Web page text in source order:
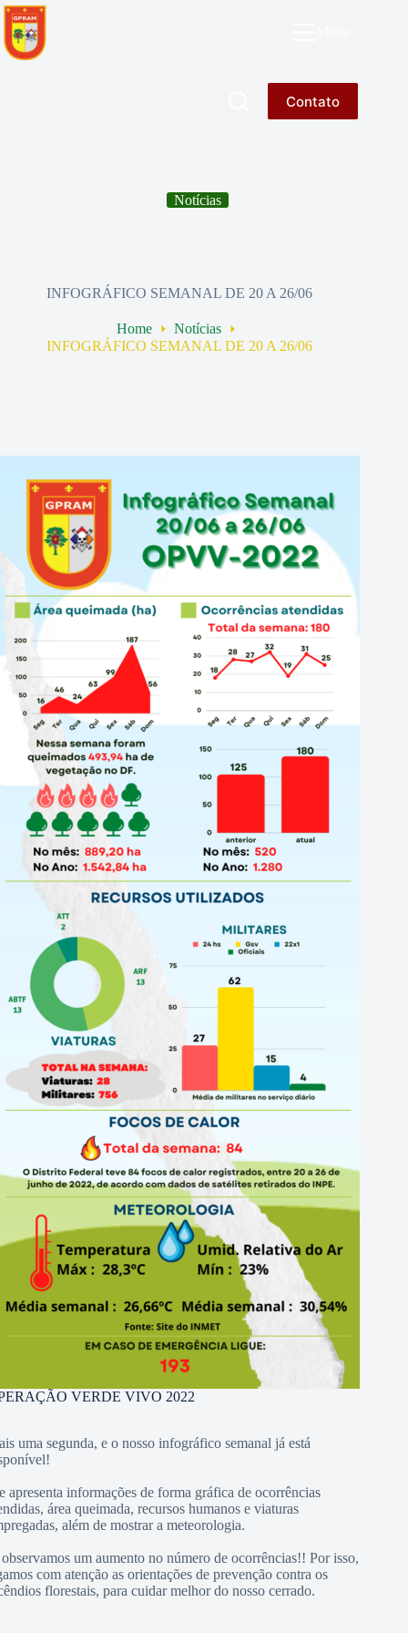
Pular
para
o
conteúdo
Contato
Notícias
INFOGRÁFICO SEMANAL DE 20 A 26/06
Home
Notícias
INFOGRÁFICO SEMANAL DE 20 A 26/06
VERDE VIVO 2022
uma segunda, e o nosso infográfico semanal já está
apresenta informações de forma gráfica de ocorrências
área queimada, recursos humanos e viaturas
além de mostrar a meteorologia.
observamos um aumento no número de ocorrências!! Por isso,
com atenção as orientações de prevenção contra os
florestais, para cuidar melhor do nosso cerrado.